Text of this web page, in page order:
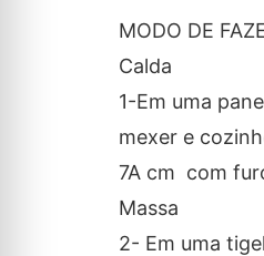
MODO DE
Calda
1-Em uma
mexer e
7A cm com
Massa
2- Em uma